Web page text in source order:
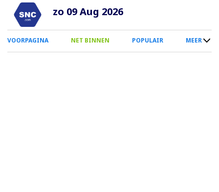
Overslaan
naar
inhoud
zo 09 Aug 2026
0
Smartphone
VOORPAGINA NET BINNEN POPULAIR MEER